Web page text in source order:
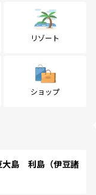
リゾート
ショップ
島 利島（伊豆諸